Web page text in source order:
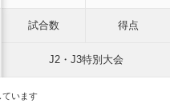
試合数 得点
J2・J3特別大会
います